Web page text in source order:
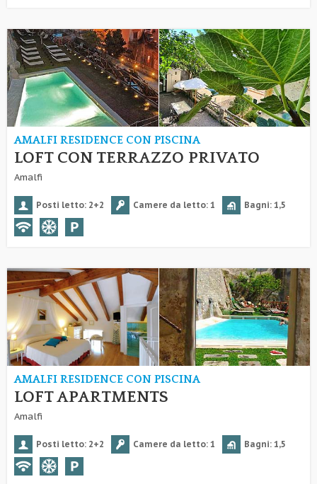
AMALFI RESIDENCE CON PISCINA
LOFT CON TERRAZZO PRIVATO
Amalfi
Posti letto: 2+2 Camere da letto: 1 Bagni: 1,5
AMALFI RESIDENCE CON PISCINA
LOFT APARTMENTS
Amalfi
Posti letto: 2+2 Camere da letto: 1 Bagni: 1,5